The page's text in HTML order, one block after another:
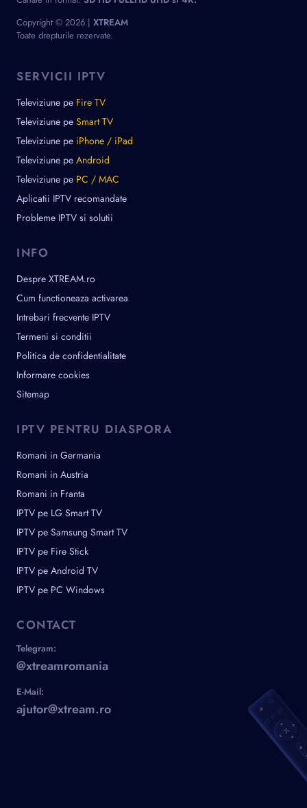
Copyright © 2026 | XTREAM
Toate drepturile rezervate.
SERVICII IPTV
Televiziune pe Fire TV
Televiziune pe Smart TV
Televiziune pe iPhone / iPad
Televiziune pe Android
Televiziune pe PC / MAC
Aplicatii IPTV recomandate
Probleme IPTV si solutii
INFO
Despre XTREAM.ro
Cum functioneaza activarea
Intrebari frecvente IPTV
Termeni si conditii
Politica de confidentialitate
Informare cookies
Sitemap
IPTV PENTRU DIASPORA
Romani in Germania
Romani in Austria
Romani in Franta
IPTV pe LG Smart TV
IPTV pe Samsung Smart TV
IPTV pe Fire Stick
IPTV pe Android TV
IPTV pe PC Windows
CONTACT
Telegram:
@xtreamromania
E-Mail:
ajutor@xtream.ro